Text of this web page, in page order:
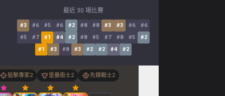
最近 30 場比賽
#3 #6 #5 #6 #2 #8 #8 #3 #3 #6 #6
#5 #7 #1 #4 #2 #8 #5 #7 #8 #5 #2
#1 #3 #8 #3 #2 #2 #4 #2
狙擊專家2 堡壘衛士2 先鋒戰士2